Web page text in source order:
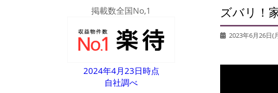
ズバリ！
2023年6月26日(
掲載数全国No,1
2024年4月23日時点
自社調べ